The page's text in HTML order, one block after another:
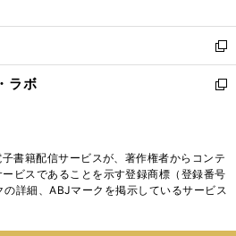
開
く
ウ
で
開
く
ン
ド
ウ
で
ウ
ィ
ン
ド
く
新
し
い
ド
ウ
で
ラボ
新
ィ
ン
書籍配信サービスが、著作権者からコンテ
ビスであることを示す登録商標（登録番号
詳細、ABJマークを掲示しているサービス